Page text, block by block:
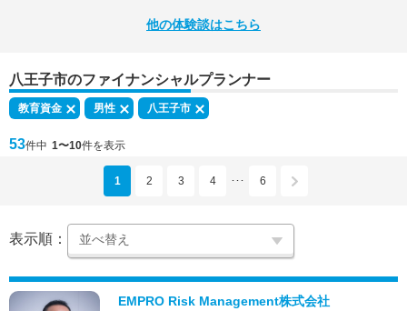
他の体験談はこちら
八王子市のファイナンシャルプランナー
教育資金 男性 八王子市
53件中 1〜10件を表示
1 2 3 4 ･･･ 6
表示順：
EMPRO Risk Management株式会社